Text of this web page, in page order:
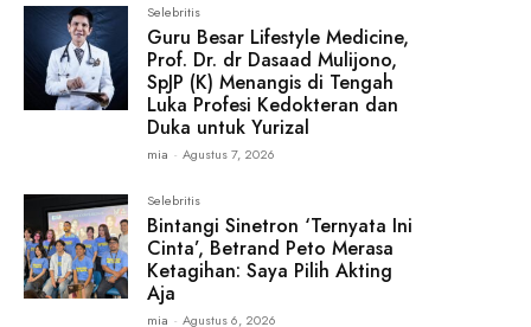
Selebritis
Guru Besar Lifestyle Medicine,
Prof. Dr. dr Dasaad Mulijono,
SpJP (K) Menangis di Tengah
Luka Profesi Kedokteran dan
Duka untuk Yurizal
mia - Agustus 7, 2026
Selebritis
Bintangi Sinetron ‘Ternyata Ini
Cinta’, Betrand Peto Merasa
Ketagihan: Saya Pilih Akting
Aja
mia - Agustus 6, 2026